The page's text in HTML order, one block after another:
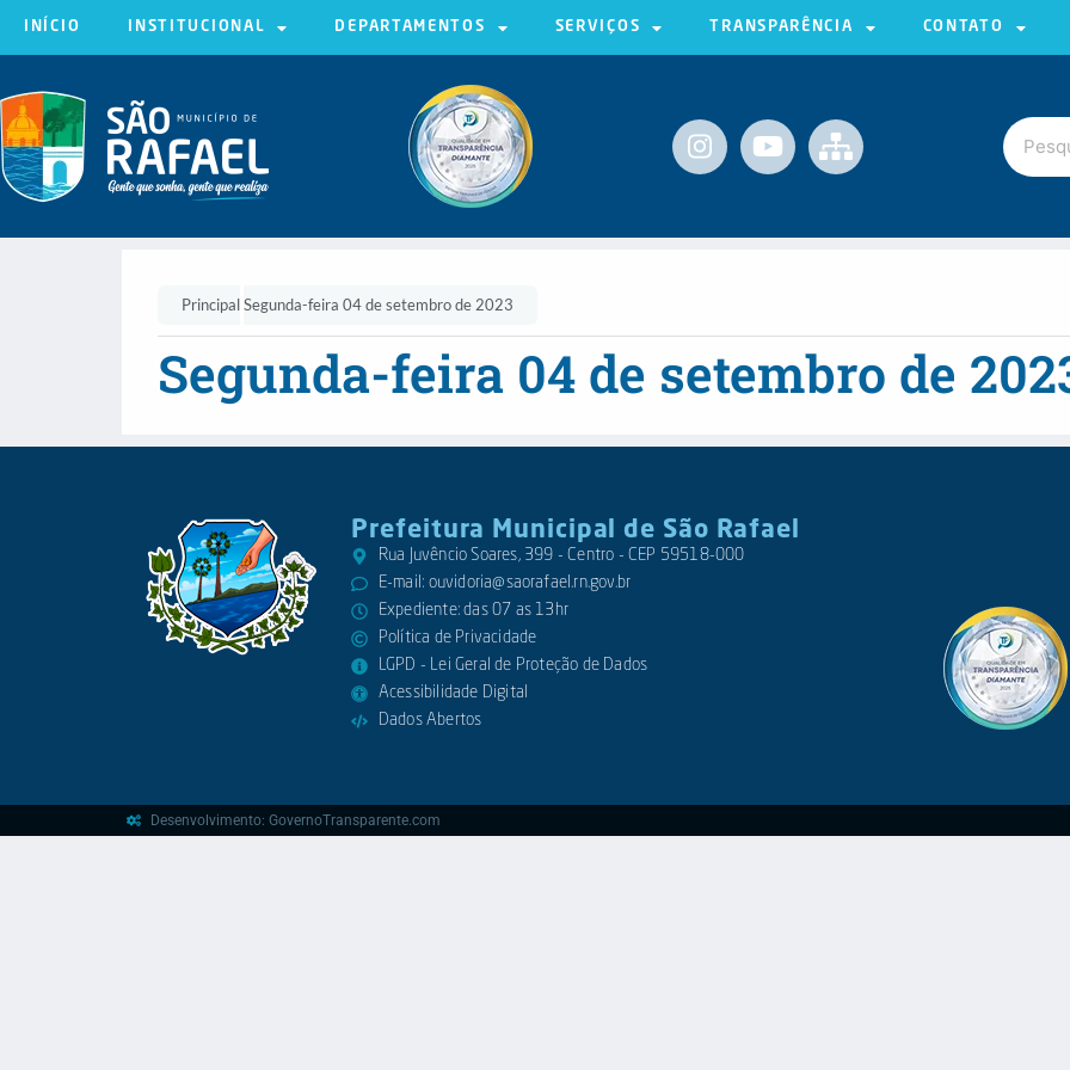
INÍCIO INSTITUCIONAL DEPARTAMENTOS SERVIÇOS TRANSPARÊNCIA CONTATO
PrincipalSegunda-feira 04 de setembro de 2023
Segunda-feira 04 de setembro de
Prefeitura Municipal de São Rafael
Rua Juvêncio Soares, 399 - Centro - CEP 59518-000
E-mail: ouvidoria@saorafael.rn.gov.br
Expediente: das 07 as 13hr
Política de Privacidade
LGPD - Lei Geral de Proteção de Dados
Acessibilidade Digital
Dados Abertos
Desenvolvimento: GovernoTransparente.com